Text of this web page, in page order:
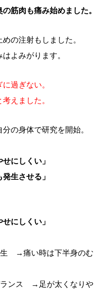
筋肉も痛み始めました。
の注射もしました。
よみがります。
過ぎない。
えました。
の身体で研究を開始。
にしくい」
生させる」
にしくい」
→痛い時は下半身のむ
ランス →足が太くなりや